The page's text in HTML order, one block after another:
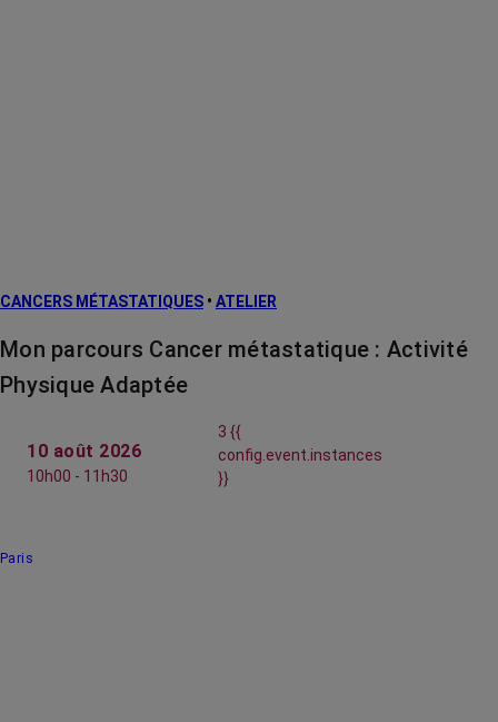
CANCERS MÉTASTATIQUES • ATELIER
Mon parcours Cancer métastatique : Activité
Physique Adaptée
10 août 2026
10h00 - 11h30
3 {{
config.event.instances
}}
Paris